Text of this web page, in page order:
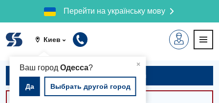
Перейти на українську мову
Киев
×
Ваш город Одесса?
Да Выбрать другой город
Записаться на приём